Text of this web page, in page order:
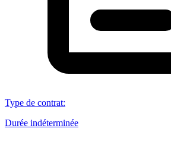
Type de contrat:
Durée indéterminée